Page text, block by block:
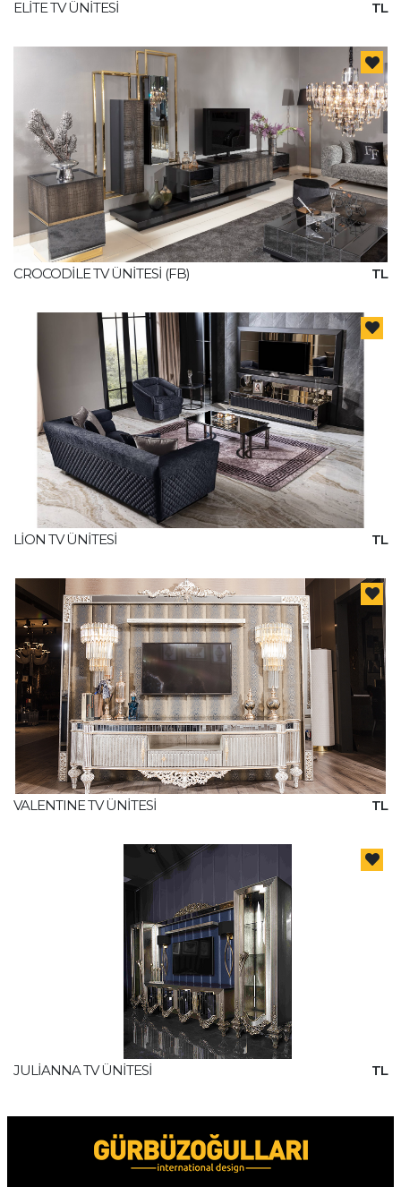
ELİTE TV ÜNİTESİ TL
CROCODİLE TV ÜNİTESİ (FB) TL
LİON TV ÜNİTESİ TL
VALENTINE TV ÜNİTESİ TL
JULİANNA TV ÜNİTESİ TL